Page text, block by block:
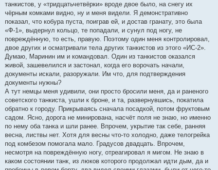
танкистов, у «тридцатьчетвёрки» вроде двое было, на снегу их
чёрным комками видно, ну и меня видели. Я демонстративно
показал, что кобура пуста, поиграв ей, и достав гранату, это была
«Ф-1», выдернул кольцо, те попадали, и сунул под ногу, не
повреждённую, то есть, правую. Поэтому один меня контролировал,
двое других и осматривали тела других танкистов из этого «ИС-2».
Думаю, Маринин им и командовал. Один из танкистов оказался
живой, зашевелился и застонал, когда его ворочать начали,
документы искали, разоружали. Им что, для подтверждения
документы нужны?
А тут немцы меня удивили, они просто бросили меня, да и раненого
советского танкиста, ушли к броне, и та, развернувшись, покатила
обратно к городу. Прикрываясь сначала посадкой, потом фруктовым
садом. Ясно, дорога не минирована, насчёт поля не знаю, но именно
по нему оба танка и шли ранее. Впрочем, укрытие так себе, ранняя
весна, листвы нет. Хотя для весны что-то холодно, даже телогрейка
под комбезом помогала мало. Градусов двадцать. Впрочем,
несмотря на повреждённую ногу, отреагировал я мигом. Не знаю в
каком состоянии танк, из люков которого продолжал идти дым, да и